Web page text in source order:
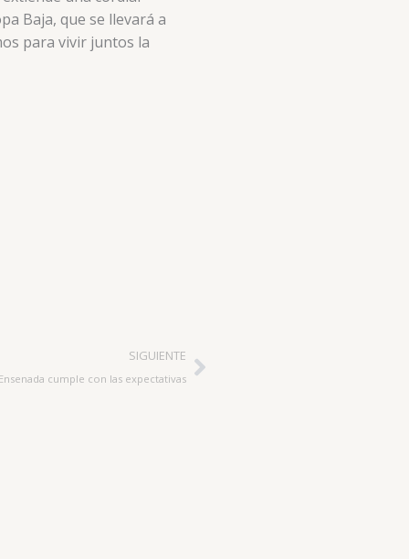
Baja, que se llevará a
para vivir juntos la
SIGUIENTE
cumple con las expectativas
Siguiente